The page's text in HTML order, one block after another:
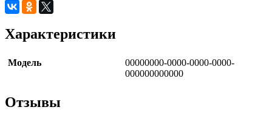
Характеристики
Модель
00000000-0000-0000-0000-
000000000000
Отзывы